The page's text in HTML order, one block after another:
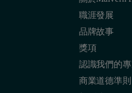
職涯發展
品牌故事
獎項
認識我們的
商業道德準則